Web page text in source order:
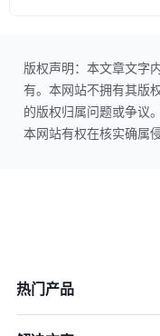
版权声明：本文章文字
有。本网站不拥有其版
的版权归属问题或争议
本网站有权在核实确属
热门产品